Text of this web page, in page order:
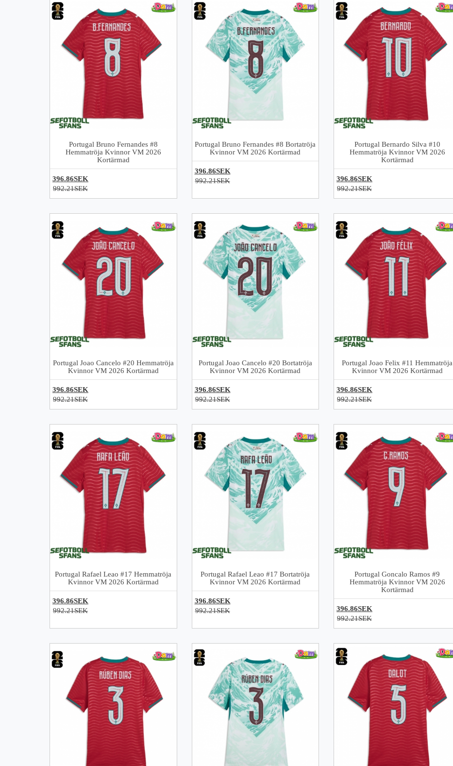
Portugal Bruno Fernandes #8
Hemmatröja Kvinnor VM 2026
Kortärmad
396.86SEK
992.21SEK
Portugal Bruno Fernandes #8 Bortatröja
Kvinnor VM 2026 Kortärmad
396.86SEK
992.21SEK
Portugal Bernardo Silva #10
Hemmatröja Kvinnor VM 2026
Kortärmad
396.86SEK
992.21SEK
Portugal Joao Cancelo #20 Hemmatröja
Kvinnor VM 2026 Kortärmad
396.86SEK
992.21SEK
Portugal Joao Cancelo #20 Bortatröja
Kvinnor VM 2026 Kortärmad
396.86SEK
992.21SEK
Portugal Joao Felix #11 Hemmatröja
Kvinnor VM 2026 Kortärmad
396.86SEK
992.21SEK
Portugal Rafael Leao #17 Hemmatröja
Kvinnor VM 2026 Kortärmad
396.86SEK
992.21SEK
Portugal Rafael Leao #17 Bortatröja
Kvinnor VM 2026 Kortärmad
396.86SEK
992.21SEK
Portugal Goncalo Ramos #9
Hemmatröja Kvinnor VM 2026
Kortärmad
396.86SEK
992.21SEK